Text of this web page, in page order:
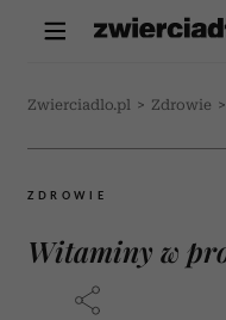
Zwierciadlo.pl > Zdrowie >
ZDROWIE
Witaminy w